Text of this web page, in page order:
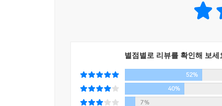
별점별로 리뷰를 확인해 보세
52%
40%
7%